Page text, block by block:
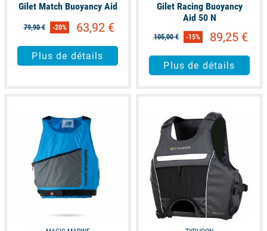
Gilet Match Buoyancy Aid
79,90 € -20% 63,92 €
Plus de détails
Gilet Racing Buoyancy
Aid 50 N
105,00 € -15% 89,25 €
Plus de détails